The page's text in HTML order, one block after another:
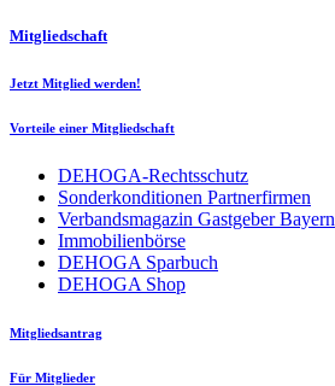
Mitgliedschaft
Jetzt Mitglied werden!
Vorteile einer Mitgliedschaft
DEHOGA-Rechtsschutz
Sonderkonditionen Partnerfirmen
Verbandsmagazin Gastgeber Bayern
Immobilienbörse
DEHOGA Sparbuch
DEHOGA Shop
Mitgliedsantrag
Für Mitglieder